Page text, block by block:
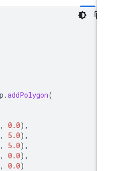
map.addPolygon
0.0 , 0.0
0.0 , 5.0
3.0 , 5.0
3.0 , 0.0
0.0 , 0.0